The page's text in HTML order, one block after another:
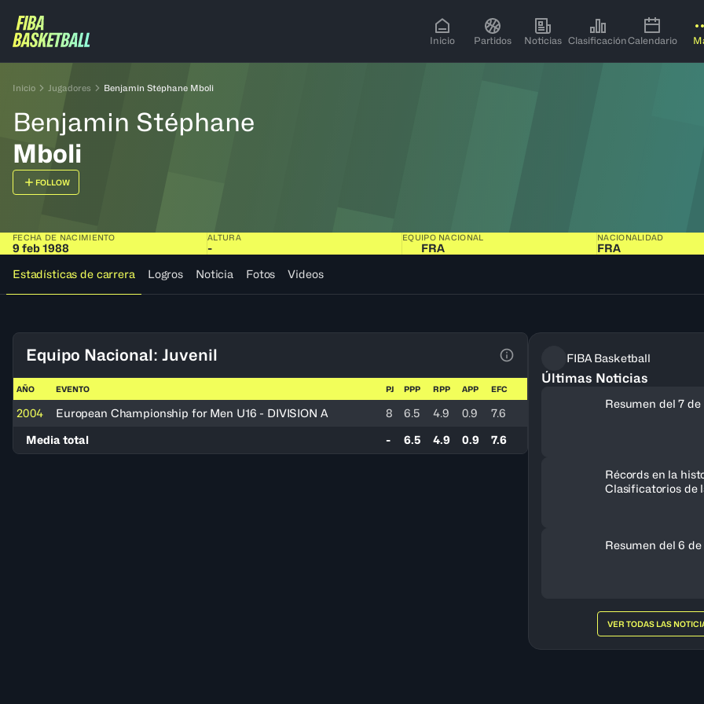
Inicio Partidos Noticias ClasificaciónCalendario
Inicio Jugadores Benjamin Stéphane Mboli
Benjamin Stéphane
Mboli
FOLLOW
FECHA DE NACIMIENTO
9 feb 1988
ALTURA
-
EQUIPO NACIONAL
FRA
NACIONALIDAD
FRA
Estadísticas de carrera
Logros Noticia Fotos Videos
Equipo Nacional: Juvenil
Ver la leyenda
AÑO EVENTO PJ PPP RPP APP EFC
2004 European Championship for Men U16 - DIVISION A 8 6.5 4.9 0.9
7.6
Media total
- 6.5 4.9 0.9 7.6
FIBA Basketball
Últimas Noticias
Resumen del 7 de
Récords en la
Clasificatorios de
Resumen del 6 de
VER TODAS LAS